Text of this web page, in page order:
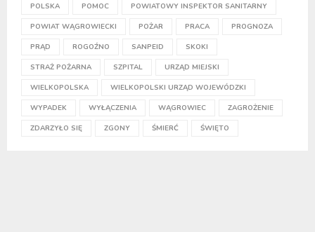
POLSKA POMOC POWIATOWY INSPEKTOR SANITARNY
POWIAT WĄGROWIECKI POŻAR PRACA PROGNOZA
PRĄD ROGOŹNO SANPEID SKOKI
STRAŻ POŻARNA SZPITAL URZĄD MIEJSKI
WIELKOPOLSKA WIELKOPOLSKI URZĄD WOJEWÓDZKI
WYPADEK WYŁĄCZENIA WĄGROWIEC ZAGROŻENIE
ZDARZYŁO SIĘ ZGONY ŚMIERĆ ŚWIĘTO